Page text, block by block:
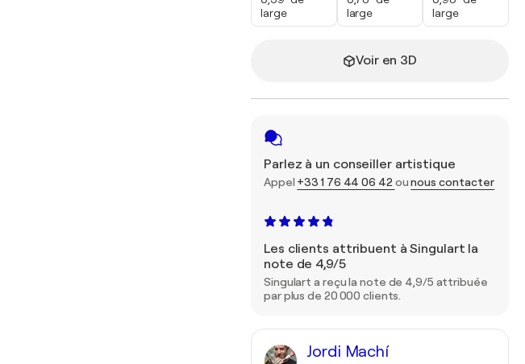
large
large
large
Voir en 3D
Parlez à un conseiller artistique
Appel +33 1 76 44 06 42 ounous contacter
Les clients attribuent à Singulart la
note de 4,9/5
Singulart a reçu la note de 4,9/5 attribuée
par plus de 20 000 clients.
Jordi Machí